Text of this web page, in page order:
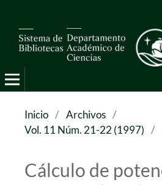
Inicio / Archivos /
Vol. 11 Núm. 21-22 (1997) /
Cálculo de